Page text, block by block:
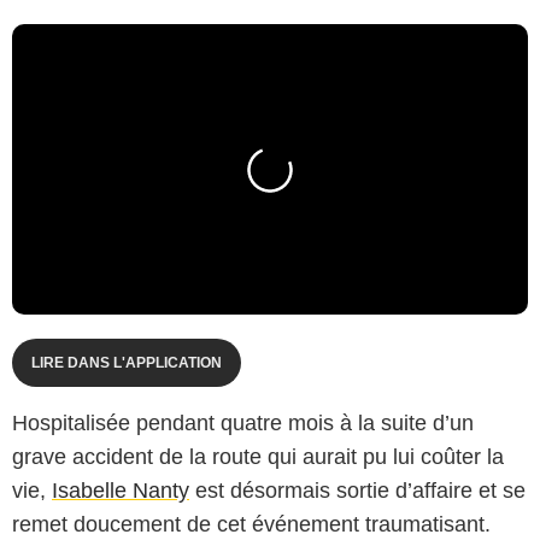
LIRE DANS L'APPLICATION
Hospitalisée pendant quatre mois à la suite d’un
grave accident de la route qui aurait pu lui coûter la
vie, Isabelle Nanty est désormais sortie d’affaire et se
remet doucement de cet événement traumatisant.